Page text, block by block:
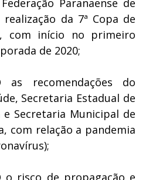
da 7ª Copa de
com início no primeiro
de 2020;
as recomendações do
Secretaria Estadual de
e Secretaria Municipal de
com relação a pandemia
o risco de propagação e